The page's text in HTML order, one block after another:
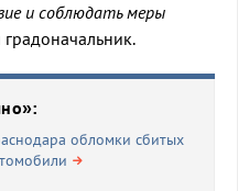
и соблюдать меры
обломки сбитых